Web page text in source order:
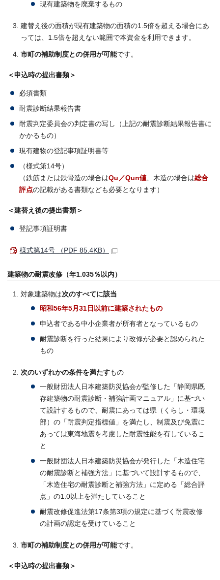
現有建築物を廃棄するもの
建替え後の面積が現有建築物の面積の1.5倍を超える場合にあ
っては、1.5倍を超えない範囲で本資金を利用できます。
市町の補助制度との併用が可能です。
＜申込時の提出書類＞
必須書類
耐震診断結果報告書
耐震判定委員会の判定書の写し（上記の耐震診断結果報告書に
かかるもの）
現有建物の登記事項証明書等
（様式第14号）
（鉄筋または鉄骨造の場合はQu／Qun値、木造の場合は総合
評点の記載がある書類なども必要となります）
＜建替え後の提出書類＞
登記事項証明書
様式第14号 （PDF 85.4KB）
建築物の耐震改修（年1.035％以内）
対象建築物は次のすべてに該当
昭和56年5月31日以前に建築されたもの
申込者である中小企業者が所有者となっているもの
耐震診断を行った結果により改修が必要と認められた
もの
次のいずれかの条件を満たすもの
一般財団法人日本建築防災協会が監修した「静岡県既
存建築物の耐震診断・補強計画マニュアル」に基づい
て設計するもので、耐震にあっては県（くらし・環境
部）の「耐震判定指標値」を満たし、制震及び免震に
あっては東海地震を考慮した耐震性能を有しているこ
と
一般財団法人日本建築防災協会が発行した「木造住宅
の耐震診断と補強方法」に基づいて設計するもので、
「木造住宅の耐震診断と補強方法」に定める「総合評
点」の1.0以上を満たしていること
耐震改修促進法第17条第3項の規定に基づく耐震改修
の計画の認定を受けていること
市町の補助制度との併用が可能です。
＜申込時の提出書類＞